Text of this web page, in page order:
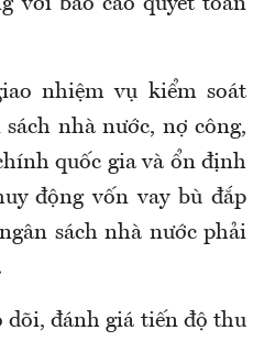
nhiệm vụ kiểm soát
nhà nước, nợ công,
quốc gia và ổn định
động vốn vay bù đắp
sách nhà nước phải
dõi, đánh giá tiến độ thu